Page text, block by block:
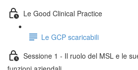
Le Good Clinical Practice
Le GCP scaricabili
Sessione 1 - Il ruolo del MSL e le